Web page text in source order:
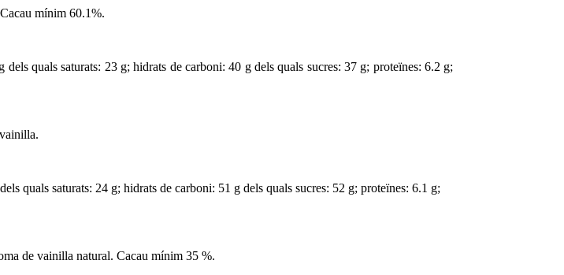
mínim 60.1%.
dels quals saturats: 23 g; hidrats de carboni: 40 g dels quals sucres: 37 g; proteïnes: 6.2 g;
dels quals saturats: 24 g; hidrats de carboni: 51 g dels quals sucres: 52 g; proteïnes: 6.1 g;
de vainilla natural. Cacau mínim 35 %.